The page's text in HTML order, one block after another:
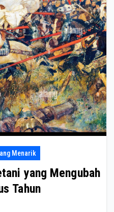
Menarik
yang Mengubah
Tahun